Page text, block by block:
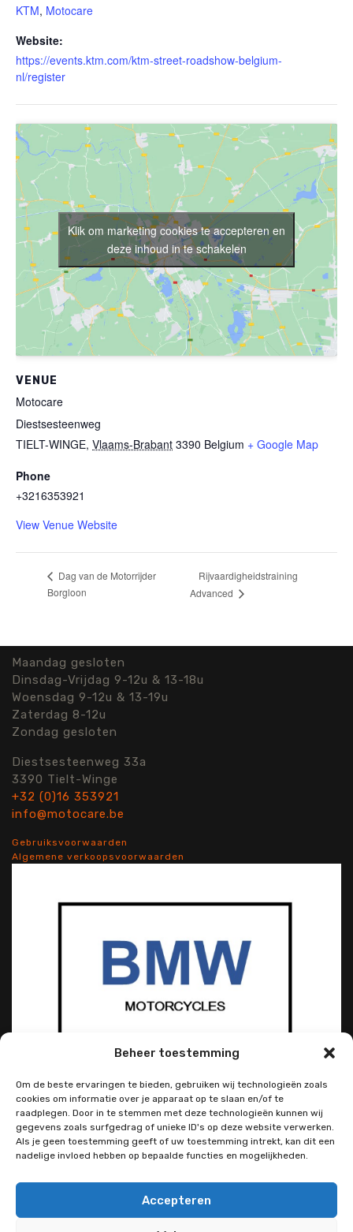
Beheer toestemming
Om de beste ervaringen te bieden, gebruiken wij technologieën zoals
cookies om informatie over je apparaat op te slaan en/of te
raadplegen. Door in te stemmen met deze technologieën kunnen wij
gegevens zoals surfgedrag of unieke ID's op deze website verwerken.
Als je geen toestemming geeft of uw toestemming intrekt, kan dit een
nadelige invloed hebben op bepaalde functies en mogelijkheden.
Accepteren
KTM, Motocare
Website:
https://events.ktm.com/ktm-street-roadshow-belgium-
nl/register
VENUE
Motocare
Diestsesteenweg
TIELT-WINGE, Vlaams-Brabant 3390 Belgium + Google Map
Phone
+3216353921
View Venue Website
Klik om marketing cookies te accepteren en
deze inhoud in te schakelen
Dag van de Motorrijder
Borgloon
Rijvaardigheidstraining
Advanced
Maandag gesloten
Dinsdag-Vrijdag 9-12u & 13-18u
Woensdag 9-12u & 13-19u
Zaterdag 8-12u
Zondag gesloten
Diestsesteenweg 33a
3390 Tielt-Winge
+32 (0)16 353921
info@motocare.be
Gebruiksvoorwaarden
Algemene verkoopsvoorwaarden